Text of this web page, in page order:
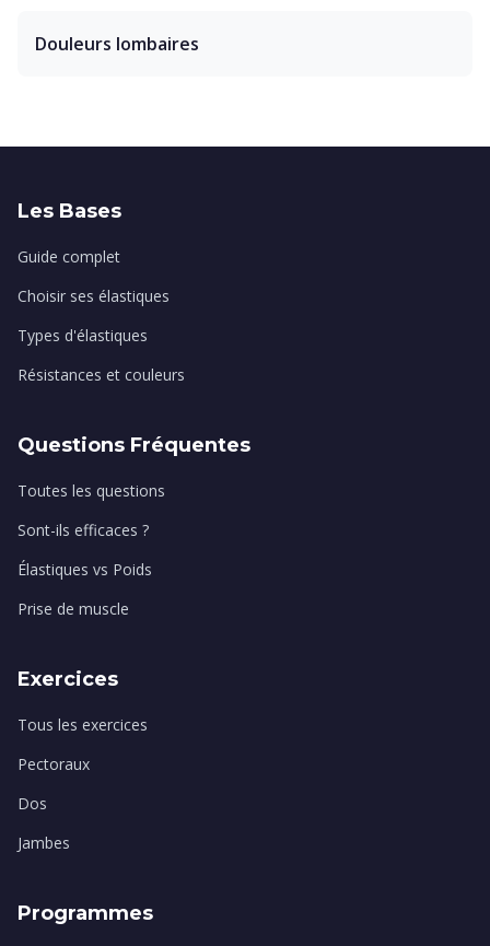
Douleurs lombaires
Les Bases
Guide complet
Choisir ses élastiques
Types d'élastiques
Résistances et couleurs
Questions Fréquentes
Toutes les questions
Sont-ils efficaces ?
Élastiques vs Poids
Prise de muscle
Exercices
Tous les exercices
Pectoraux
Dos
Jambes
Programmes